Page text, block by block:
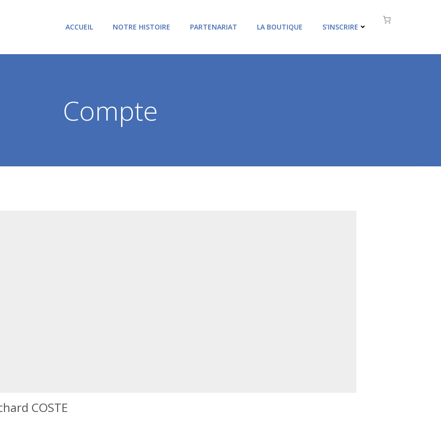
ACCUEIL NOTRE HISTOIRE PARTENARIAT LA BOUTIQUE S’INSCRIRE
Compte
COSTE